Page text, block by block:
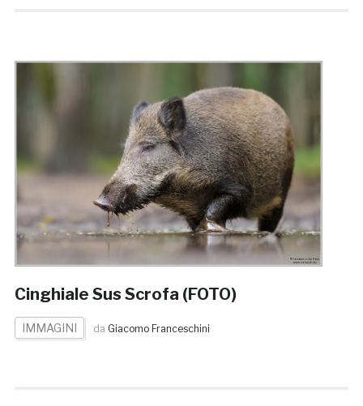
Cinghiale Sus Scrofa (FOTO)
IMMAGINI da Giacomo Franceschini